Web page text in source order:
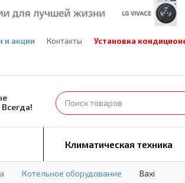
и акции Контакты Установка
Климатическая техника
Котельное оборудование Baxi